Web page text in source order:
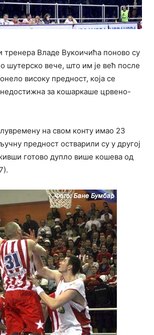
тренера Владе Вукоичића поново су
шутерско вече, што им је већ после
високу предност, која се
за кошаркаше црвено-
на свом конту имао 23
предност остварили су у другој
готово дупло више кошева од